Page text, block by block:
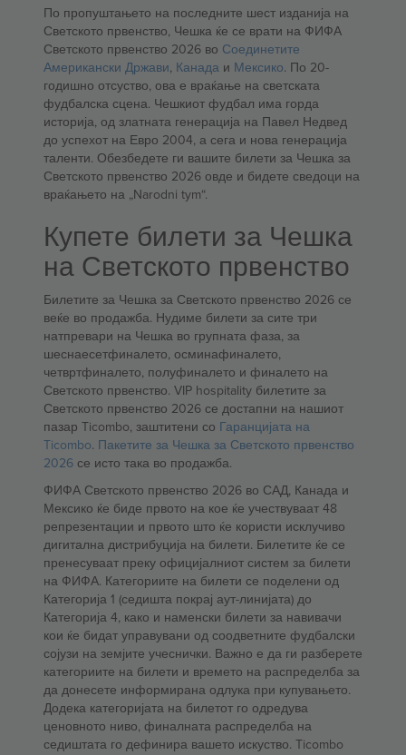
По пропуштањето на последните шест изданија на
Светското првенство, Чешка ќе се врати на ФИФА
Светското првенство 2026 во Соединетите
Американски Држави, Канада и Мексико. По 20-
годишно отсуство, ова е враќање на светската
фудбалска сцена. Чешкиот фудбал има горда
историја, од златната генерација на Павел Недвед
до успехот на Евро 2004, а сега и нова генерација
таленти. Обезбедете ги вашите билети за Чешка за
Светското првенство 2026 овде и бидете сведоци на
враќањето на „Narodni tym“.
Купете билети за Чешка
на Светското првенство
Билетите за Чешка за Светското првенство 2026 се
веќе во продажба. Нудиме билети за сите три
натпревари на Чешка во групната фаза, за
шеснаесетфиналето, осминафиналето,
четвртфиналето, полуфиналето и финалето на
Светското првенство. VIP hospitality билетите за
Светското првенство 2026 се достапни на нашиот
пазар Ticombo, заштитени со Гаранцијата на
Ticombo. Пакетите за Чешка за Светското првенство
2026 се исто така во продажба.
ФИФА Светското првенство 2026 во САД, Канада и
Мексико ќе биде првото на кое ќе учествуваат 48
репрезентации и првото што ќе користи исклучиво
дигитална дистрибуција на билети. Билетите ќе се
пренесуваат преку официјалниот систем за билети
на ФИФА. Категориите на билети се поделени од
Категорија 1 (седишта покрај аут-линијата) до
Категорија 4, како и наменски билети за навивачи
кои ќе бидат управувани од соодветните фудбалски
сојузи на земјите учеснички. Важно е да ги разберете
категориите на билети и времето на распределба за
да донесете информирана одлука при купувањето.
Додека категоријата на билетот го одредува
ценовното ниво, финалната распределба на
седиштата го дефинира вашето искуство. Ticombo